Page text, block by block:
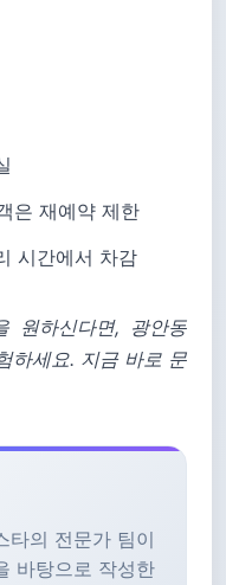
은 재예약 제한
시간에서 차감
원하신다면, 광안동
하세요. 지금 바로 문
의 전문가 팀이
바탕으로 작성한